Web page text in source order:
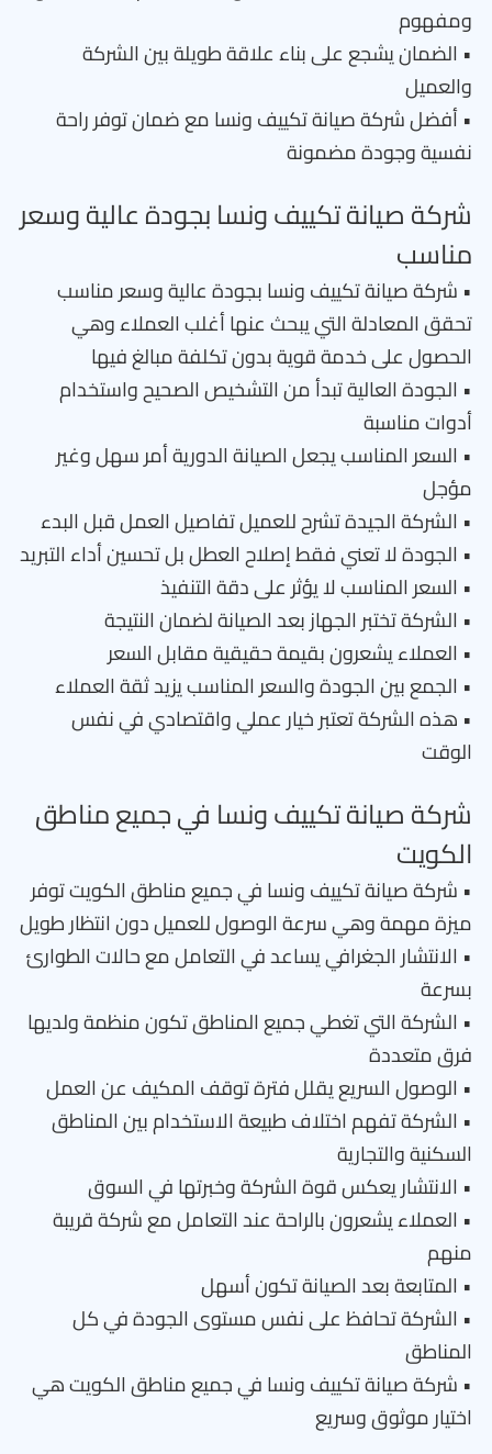
ومفهوم
• الضمان يشجع على بناء علاقة طويلة بين الشركة
والعميل
• أفضل شركة صيانة تكييف ونسا مع ضمان توفر راحة
نفسية وجودة مضمونة
شركة صيانة تكييف ونسا بجودة عالية وسعر
مناسب
• شركة صيانة تكييف ونسا بجودة عالية وسعر مناسب
تحقق المعادلة التي يبحث عنها أغلب العملاء وهي
الحصول على خدمة قوية بدون تكلفة مبالغ فيها
• الجودة العالية تبدأ من التشخيص الصحيح واستخدام
أدوات مناسبة
• السعر المناسب يجعل الصيانة الدورية أمر سهل وغير
مؤجل
• الشركة الجيدة تشرح للعميل تفاصيل العمل قبل البدء
• الجودة لا تعني فقط إصلاح العطل بل تحسين أداء التبريد
• السعر المناسب لا يؤثر على دقة التنفيذ
• الشركة تختبر الجهاز بعد الصيانة لضمان النتيجة
• العملاء يشعرون بقيمة حقيقية مقابل السعر
• الجمع بين الجودة والسعر المناسب يزيد ثقة العملاء
• هذه الشركة تعتبر خيار عملي واقتصادي في نفس
الوقت
شركة صيانة تكييف ونسا في جميع مناطق
الكويت
• شركة صيانة تكييف ونسا في جميع مناطق الكويت توفر
ميزة مهمة وهي سرعة الوصول للعميل دون انتظار طويل
• الانتشار الجغرافي يساعد في التعامل مع حالات الطوارئ
بسرعة
• الشركة التي تغطي جميع المناطق تكون منظمة ولديها
فرق متعددة
• الوصول السريع يقلل فترة توقف المكيف عن العمل
• الشركة تفهم اختلاف طبيعة الاستخدام بين المناطق
السكنية والتجارية
• الانتشار يعكس قوة الشركة وخبرتها في السوق
• العملاء يشعرون بالراحة عند التعامل مع شركة قريبة
منهم
• المتابعة بعد الصيانة تكون أسهل
• الشركة تحافظ على نفس مستوى الجودة في كل
المناطق
• شركة صيانة تكييف ونسا في جميع مناطق الكويت هي
اختيار موثوق وسريع